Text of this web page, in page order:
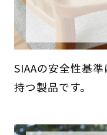
SIAAの安全性基
持つ製品です。